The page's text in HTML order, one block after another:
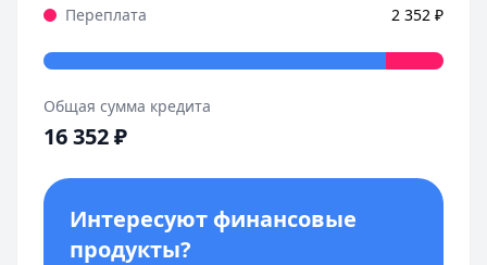
Переплата
2 352 ₽
Общая сумма кредита
16 352₽
Интересуют финансовые
продукты?